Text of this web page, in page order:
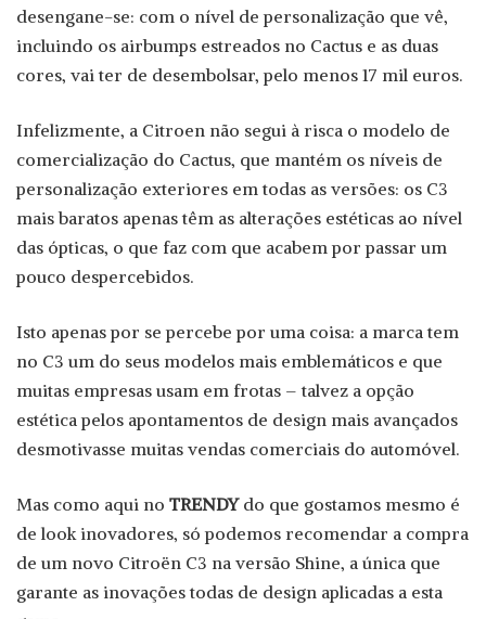
desengane-se: com o nível de personalização que vê,
incluindo os airbumps estreados no Cactus e as duas
cores, vai ter de desembolsar, pelo menos 17 mil euros.
Infelizmente, a Citroen não segui à risca o modelo de
comercialização do Cactus, que mantém os níveis de
personalização exteriores em todas as versões: os C3
mais baratos apenas têm as alterações estéticas ao nível
das ópticas, o que faz com que acabem por passar um
pouco despercebidos.
Isto apenas por se percebe por uma coisa: a marca tem
no C3 um do seus modelos mais emblemáticos e que
muitas empresas usam em frotas – talvez a opção
estética pelos apontamentos de design mais avançados
desmotivasse muitas vendas comerciais do automóvel.
Mas como aqui no TRENDYdo que gostamos mesmo é
de look inovadores, só podemos recomendar a compra
de um novo Citroën C3 na versão Shine, a única que
garante as inovações todas de design aplicadas a esta